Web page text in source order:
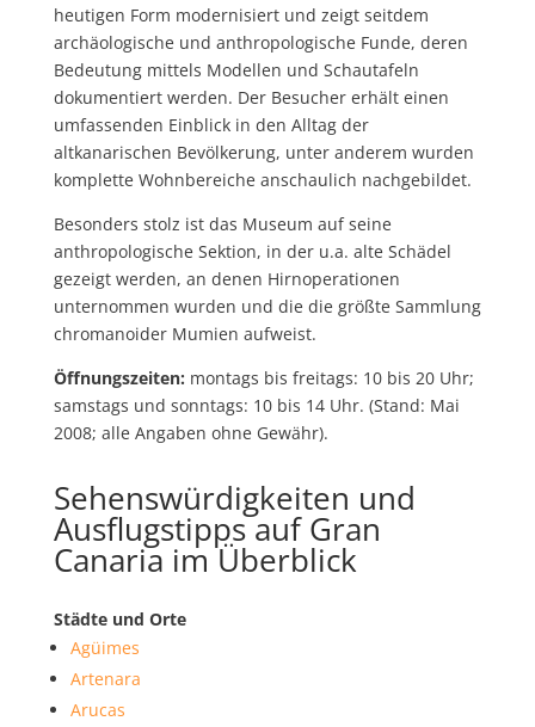
heutigen Form modernisiert und zeigt seitdem
archäologische und anthropologische Funde, deren
Bedeutung mittels Modellen und Schautafeln
dokumentiert werden. Der Besucher erhält einen
umfassenden Einblick in den Alltag der
altkanarischen Bevölkerung, unter anderem wurden
komplette Wohnbereiche anschaulich nachgebildet.
Besonders stolz ist das Museum auf seine
anthropologische Sektion, in der u.a. alte Schädel
gezeigt werden, an denen Hirnoperationen
unternommen wurden und die die größte Sammlung
chromanoider Mumien aufweist.
Öffnungszeiten: montags bis freitags: 10 bis 20 Uhr;
samstags und sonntags: 10 bis 14 Uhr. (Stand: Mai
2008; alle Angaben ohne Gewähr).
Sehenswürdigkeiten und
Ausflugstipps auf Gran
Canaria im Überblick
Städte und Orte
Agüimes
Artenara
Arucas